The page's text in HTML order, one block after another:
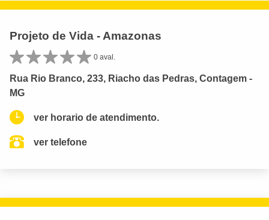
Projeto de Vida - Amazonas
0 aval.
Rua Rio Branco, 233, Riacho das Pedras, Contagem -
MG
ver horario de atendimento.
ver telefone